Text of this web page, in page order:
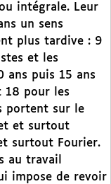
intégrale. Leur
un sens
plus tardive : 9
et les
ans puis 15 ans
18 pour les
portent sur le
et surtout
surtout Fourier.
au travail
impose de revoir